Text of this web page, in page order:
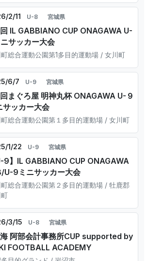
2/11 U-8 宮城県
IL GABBIANO CUP ONAGAWA U-
サッカー⼤会
総合運動公園第1多⽬的運動場 / ⼥川町
6/7 U-9 宮城県
まぐろ屋 明神丸杯 ONAGAWA U-９
サッカー⼤会
総合運動公園第１多⽬的運動場 / 女川町
1/22 U-9 宮城県
9】IL GABBIANO CUP ONAGAWA
U-9ミニサッカー大会
総合運動公園第２多目的運動場 / 牡鹿郡
3/15 U-8 宮城県
阿部会計事務所CUP supported by
FOOTBALL ACADEMY